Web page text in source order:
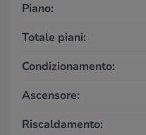
Piano:
Totale piani:
Condizionamento:
Ascensore:
Riscaldamento: